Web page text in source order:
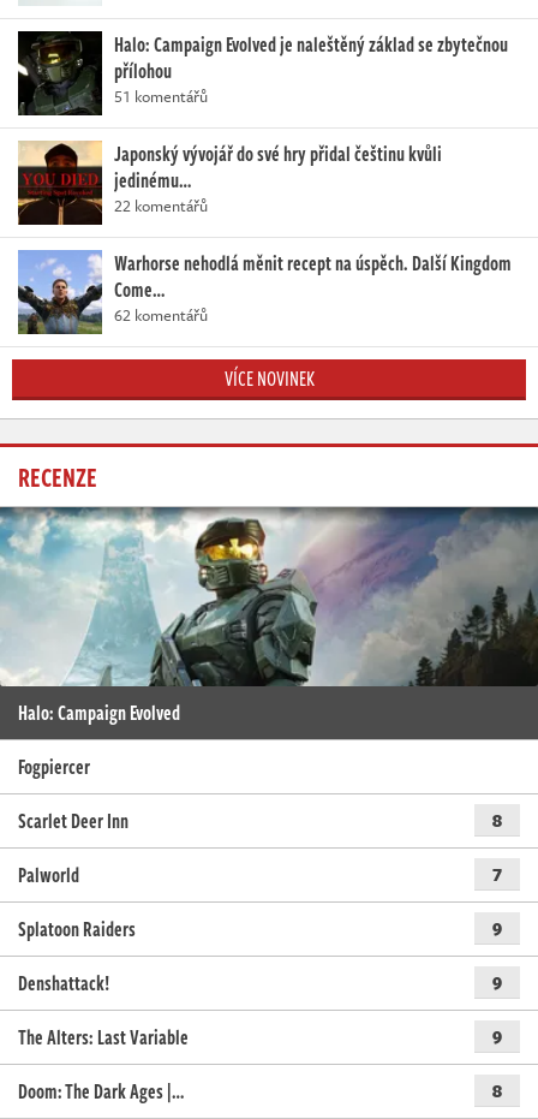
Halo: Campaign Evolved je naleštěný základ se zbytečnou
přílohou
51 komentářů
Japonský vývojář do své hry přidal češtinu kvůli
jedinému…
22 komentářů
Warhorse nehodlá měnit recept na úspěch. Další Kingdom
Come…
62 komentářů
VÍCE NOVINEK
RECENZE
Halo: Campaign Evolved
Fogpiercer
Scarlet Deer Inn
8
Palworld 7
Splatoon Raiders 9
Denshattack! 9
The Alters: Last Variable 9
Doom: The Dark Ages |… 8